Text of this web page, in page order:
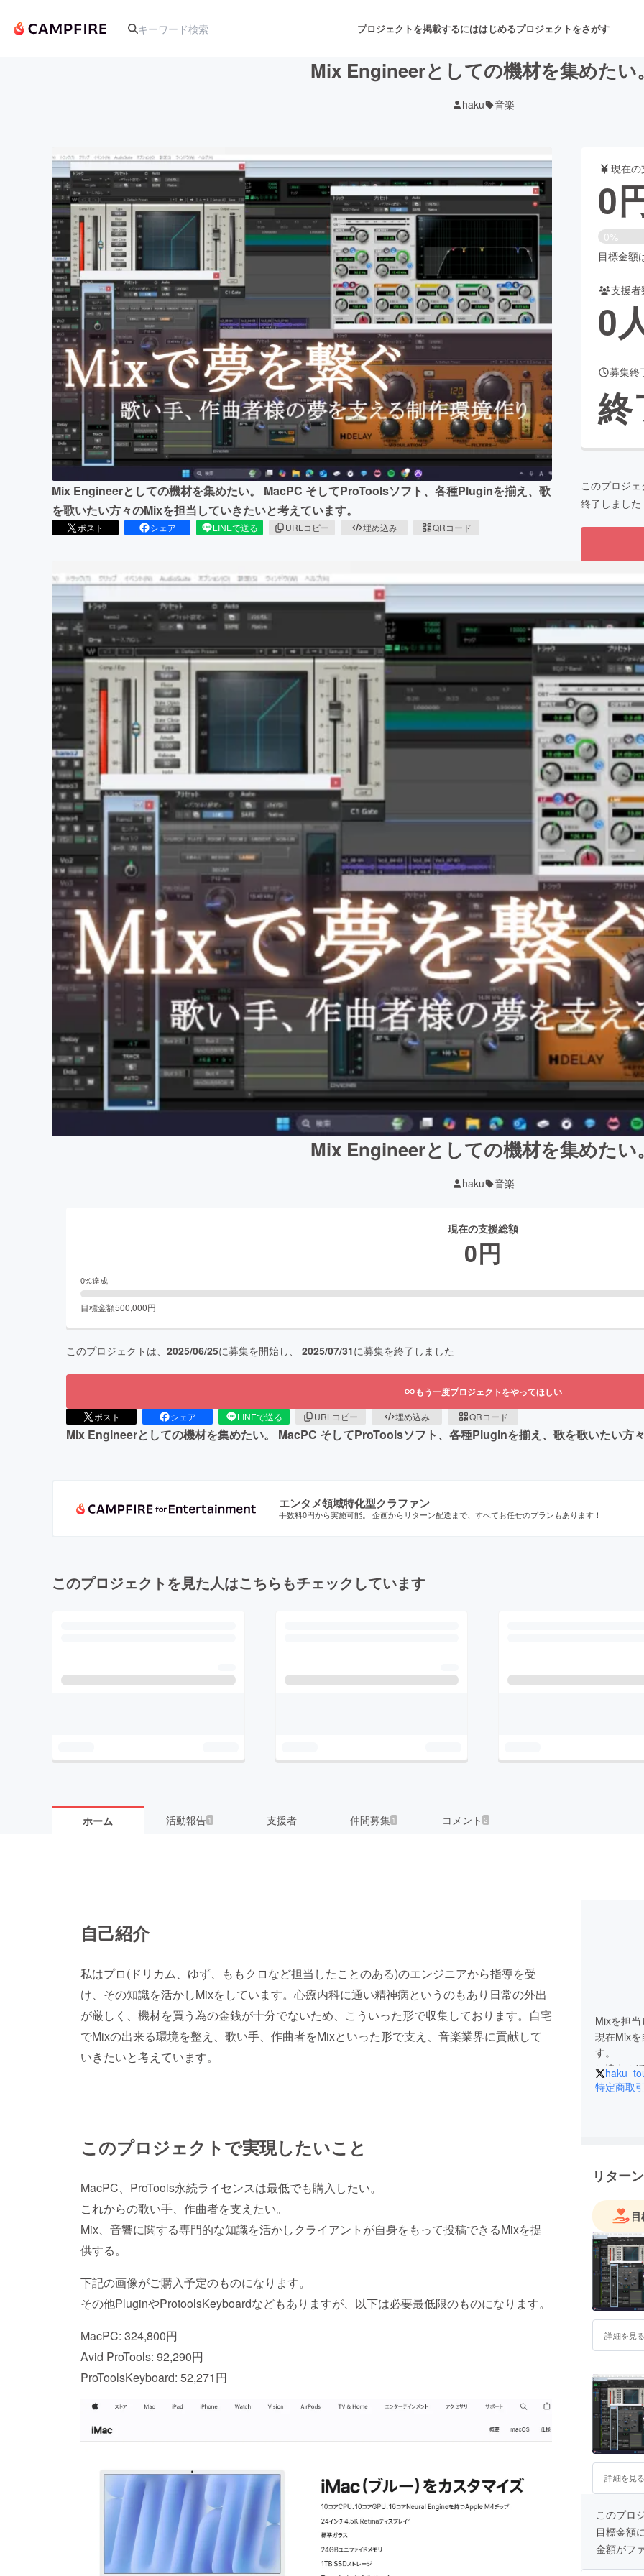
プロジェクトを掲載するにははじめるプロジェクトをさがす
アート・写真 音楽 舞台・パフォーマンス
テクノロジー・ガジェット ゲーム・サービス開発 フード・飲食店
書籍・雑誌出版 アニメ・漫画
ビジネス・起業 チャレンジ ビューティー・ヘルスケ
まちづくり・地域活性化
CAMPFIRE for Social GoodCAMPFIRE Creation
CAMPFIREふるさと納税machi-ya コミュニティ
Mix Engineerとしての機材を集めたい
haku 音楽
Mix Engineerとしての機材を集めたい。 MacPC そしてProToolsソフト、各種Pluginを揃え、歌
を歌いたい方々のMixを担当していきたいと考えています。
ポスト シェア LINEで送る URLコピー 埋め込み QRコード
現在
0
0%
目標金額
支援者
0
募集終
終
このプロジ
終了しました
Mix Engineerとしての機材を集めたい
haku 音楽
現在の支援総額
0円
0%達成
目標金額500,000円
このプロジェクトは、 2025/06/25に募集を開始し、 2025/07/31に募集を終了しました
もう一度プロジェクトをやってほしい
ポスト シェア LINEで送る URLコピー 埋め込み QRコード
Mix Engineerとしての機材を集めたい。 MacPC そしてProToolsソフト、各種Pluginを揃え、歌を歌いたい方
エンタメ領域特化型クラファン
手数料0円から実施可能。 企画からリターン配送まで、すべてお任せのプランもあります！
このプロジェクトを見た人はこちらもチェックしています
ホーム 活動報告 1 支援者 仲間募集 1 コメント 2
自己紹介
私はプロ(ドリカム、ゆず、ももクロなど担当したことのある)のエンジニアから指導を受
け、その知識を活かしMixをしています。心療内科に通い精神病というのもあり日常の外出
が厳しく、機材を買う為の金銭が十分でないため、こういった形で収集しております。自宅
でMixの出来る環境を整え、歌い手、作曲者をMixといった形で支え、音楽業界に貢献して
いきたいと考えています。
このプロジェクトで実現したいこと
MacPC、ProTools永続ライセンスは最低でも購入したい。
これからの歌い手、作曲者を支えたい。
Mix、音響に関する専門的な知識を活かしクライアントが自身をもって投稿できるMixを提
供する。
下記の画像がご購入予定のものになります。
その他PluginやProtoolsKeyboardなどもありますが、以下は必要最低限のものになります。
MacPC: 324,800円
Avid ProTools: 92,290円
ProToolsKeyboard: 52,271円
Mixを担
現在Mix
す。
ご協力の
特定商取
リター
詳細を見
詳細を見
このプロ
目標金額
金額がフ